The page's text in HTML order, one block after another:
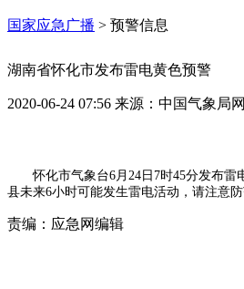
国家应急广播 > 预警信息
湖南省怀化市发布雷电黄色预警
2020-06-24 07:56 来源： 中国气象局
怀化市气象台6月24日7时45分发布
县未来6小时可能发生雷电活动，请注意
责编： 应急网编辑